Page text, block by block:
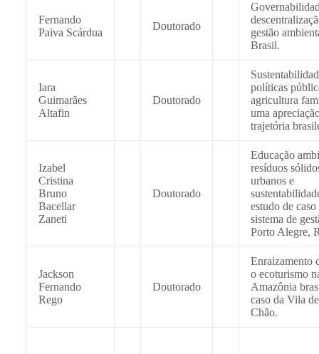
Fernando
Paiva Scárdua
Doutorado
gestão
Brasil.
Iara
Guimarães
Altafin
Doutorado
políticas
agricultura
uma
trajetória
Izabel
Cristina
Bruno
Bacellar
Zaneti
Doutorado
Educação
resíduos
urbanos e
estudo de
sistema de
Porto Alegre,
Jackson
Fernando
Rego
Doutorado
Enraizamento
o ecoturismo
Amazônia
caso da Vila
Chão.